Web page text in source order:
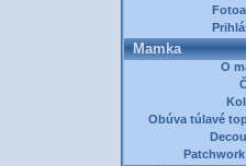
Mamka
O
Obúva túlavé